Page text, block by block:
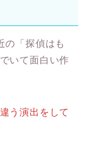
の「探偵はも
いて面白い作
う演出をして